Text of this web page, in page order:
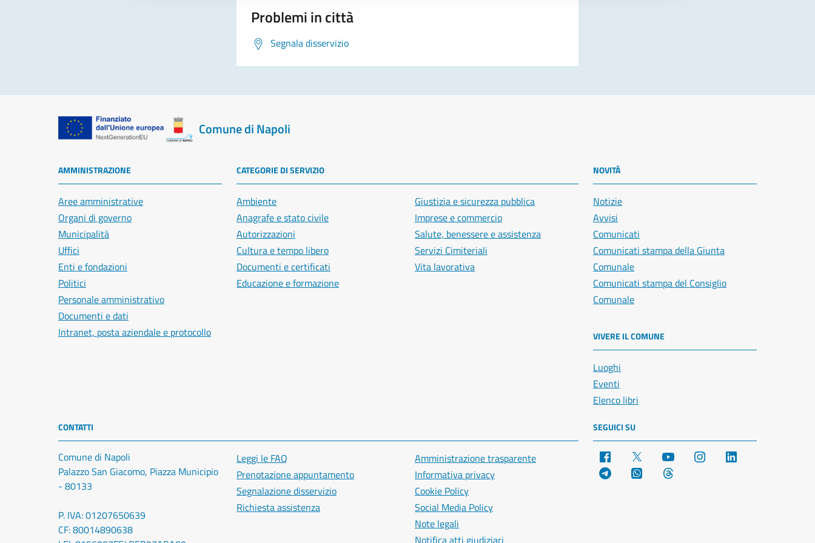
Problemi in città
Segnala disservizio
Comune di Napoli
AMMINISTRAZIONE
Aree amministrative
Organi di governo
Municipalità
Uffici
Enti e fondazioni
Politici
Personale amministrativo
Documenti e dati
Intranet, posta aziendale e protocollo
CATEGORIE DI SERVIZIO
Ambiente
Anagrafe e stato civile
Autorizzazioni
Cultura e tempo libero
Documenti e certificati
Educazione e formazione
Giustizia e sicurezza pubblica
Imprese e commercio
Salute, benessere e assistenza
Servizi Cimiteriali
Vita lavorativa
NOVITÀ
Notizie
Avvisi
Comunicati
Comunicati stampa della Giunta
Comunale
Comunicati stampa del Consiglio
Comunale
VIVERE IL COMUNE
Luoghi
Eventi
Elenco libri
CONTATTI
Comune di Napoli
Palazzo San Giacomo, Piazza Municipio
- 80133
P. IVA: 01207650639
CF: 80014890638
Leggi le FAQ
Prenotazione appuntamento
Segnalazione disservizio
Richiesta assistenza
Amministrazione trasparente
Informativa privacy
Cookie Policy
Social Media Policy
Note legali
SEGUICI SU
Facebook YouTube Instagram
Telegram WhatsApp